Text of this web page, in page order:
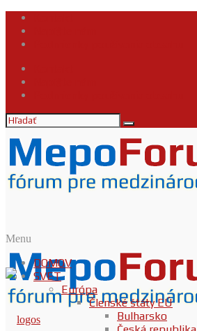
Menu
DOMOV
SVET
Európa
Členské štáty EÚ
Bulharsko